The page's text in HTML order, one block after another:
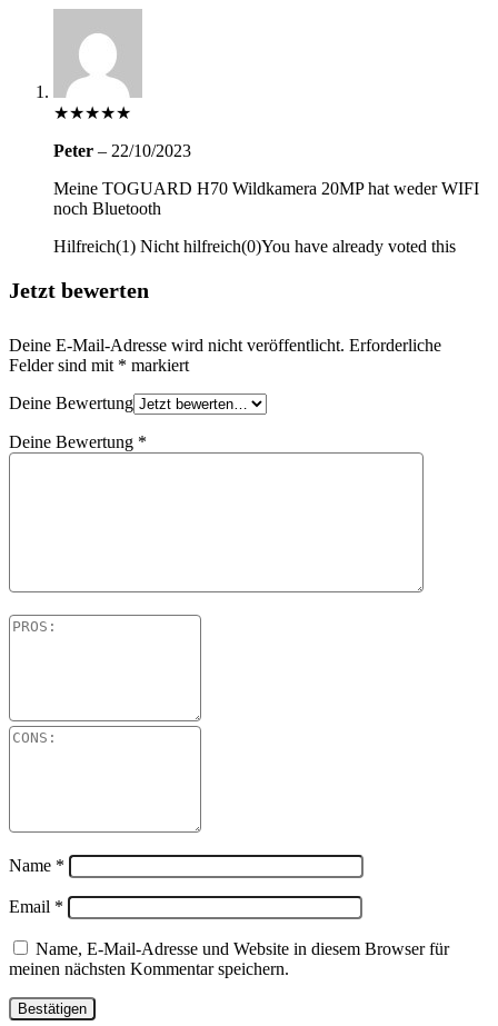
★★★★★
Peter – 22/10/2023
Meine TOGUARD H70 Wildkamera 20MP hat weder WIFI
noch Bluetooth
Hilfreich(1) Nicht hilfreich(0)You have already voted this
Jetzt bewerten
Deine E-Mail-Adresse wird nicht veröffentlicht. Erforderliche
Felder sind mit * markiert
Deine Bewertung
Deine Bewertung *
Name *
Email *
Name, E-Mail-Adresse und Website in diesem Browser für
meinen nächsten Kommentar speichern.